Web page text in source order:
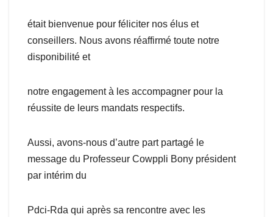
était bienvenue pour féliciter nos élus et
conseillers. Nous avons réaffirmé toute notre
disponibilité et
notre engagement à les accompagner pour la
réussite de leurs mandats respectifs.
Aussi, avons-nous d’autre part partagé le
message du Professeur Cowppli Bony président
par intérim du
Pdci-Rda qui après sa rencontre avec les